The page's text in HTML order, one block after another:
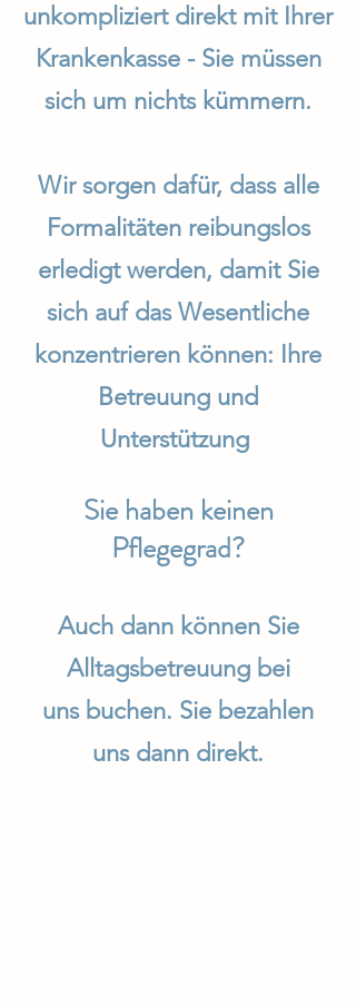
unkompliziert direkt mit Ihrer
Krankenkasse - Sie müssen
sich um nichts kümmern.
Wir sorgen dafür, dass alle
Formalitäten reibungslos
erledigt werden, damit Sie
sich auf das Wesentliche
konzentrieren können: Ihre
Betreuung und
Unterstützung
Sie haben keinen
Pflegegrad?
Auch dann können Sie
Alltagsbetreuung bei
unsbuchen. Sie bezahlen
uns dann direkt.